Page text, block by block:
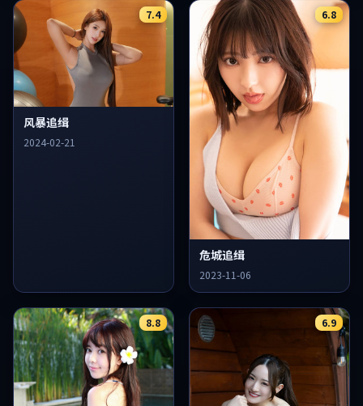
7.4
风暴追缉
2024-02-21
6.8
危城追缉
2023-11-06
8.8 6.9